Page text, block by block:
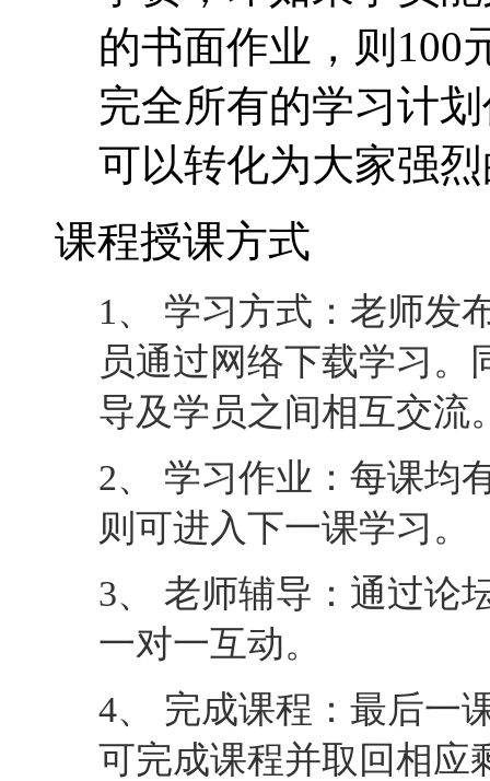
的书面作业，则100
完全所有的学习计
可以转化为大家强
课程授课方式
1、 学习方式：老师发
员通过网络下载学习
导及学员之间相互交流
2、 学习作业：每课均
则可进入下一课学习。
3、 老师辅导：通过论
一对一互动。
4、 完成课程：最后一
可完成课程并取回相应